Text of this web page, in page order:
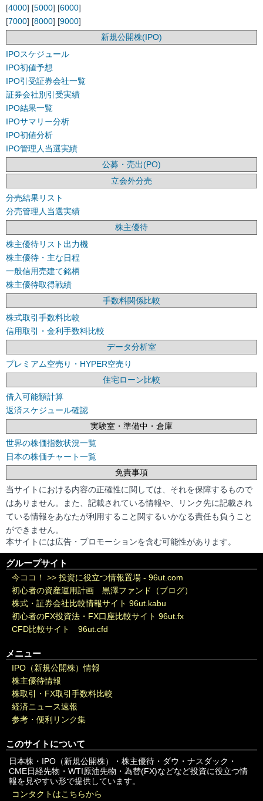
[4000] [5000] [6000]
[7000] [8000] [9000]
新規公開株(IPO)
IPOスケジュール
IPO初値予想
IPO引受証券会社一覧
証券会社別引受実績
IPO結果一覧
IPOサマリー分析
IPO初値分析
IPO管理人当選実績
公募・売出(PO)
立会外分売
分売結果リスト
分売管理人当選実績
株主優待
株主優待リスト出力機
株主優待・主な日程
一般信用売建て銘柄
株主優待取得戦績
手数料関係比較
株式取引手数料比較
信用取引・金利手数料比較
データ分析室
プレミアム空売り・HYPER空売り
住宅ローン比較
借入可能額計算
返済スケジュール確認
実験室・準備中・倉庫
世界の株価指数状況一覧
日本の株価チャート一覧
免責事項
当サイトにおける内容の正確性に関しては、それを保障するもので
はありません。また、記載されている情報や、リンク先に記載され
ている情報をあなたが利用すること関するいかなる責任も負うこと
ができません。
本サイトには広告・プロモーションを含む可能性があります。
グループサイト
今ココ！ >> 投資に役立つ情報置場 - 96ut.com
初心者の資産運用計画 黒澤ファンド（ブログ）
株式・証券会社比較情報サイト 96ut.kabu
初心者のFX投資法・FX口座比較サイト 96ut.fx
CFD比較サイト 96ut.cfd
メニュー
IPO（新規公開株）情報
株主優待情報
株取引・FX取引手数料比較
経済ニュース速報
参考・便利リンク集
このサイトについて
日本株・IPO（新規公開株）・株主優待・ダウ・ナスダック・
CME日経先物・WTI原油先物・為替(FX)などなど投資に役立つ情
報を見やすい形で提供しています。
コンタクトはこちらから